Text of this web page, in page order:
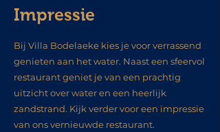
Impressie
Bij Villa Bodelaeke kies je voor verrassend
genieten aan het water. Naast een sfeervol
restaurant geniet je van een prachtig
uitzicht over water en een heerlijk
zandstrand. Kijk verder voor een impressie
van ons vernieuwde restaurant.